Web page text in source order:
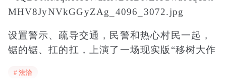
设置警示、疏导交通，民警和热心村民一起，
锯的锯、扛的扛，上演了一场现实版“移树大作
# 法治